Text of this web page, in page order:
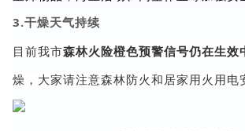
3.干燥天气持续
目前我市森林火险橙色预警信号仍在生效
燥，大家请注意森林防火和居家用火用电